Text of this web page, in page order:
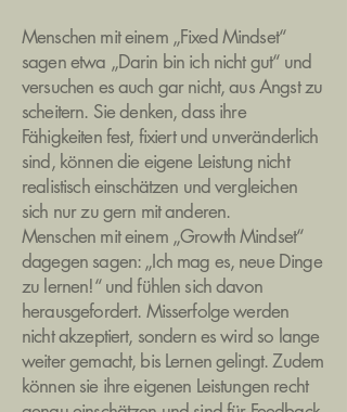
Menschen mit einem „Fixed Mindset“
sagen etwa „Darin bin ich nicht gut“ und
versuchen es auch gar nicht, aus Angst zu
scheitern. Sie denken, dass ihre
Fähigkeiten fest, fixiert und unveränderlich
sind, können die eigene Leistung nicht
realistisch einschätzen und vergleichen
sich nur zu gern mit anderen.
Menschen mit einem „Growth Mindset“
dagegen sagen: „Ich mag es, neue Dinge
zu lernen!“ und fühlen sich davon
herausgefordert. Misserfolge werden
nicht akzeptiert, sondern es wird so lange
weiter gemacht, bis Lernen gelingt. Zudem
können sie ihre eigenen Leistungen recht